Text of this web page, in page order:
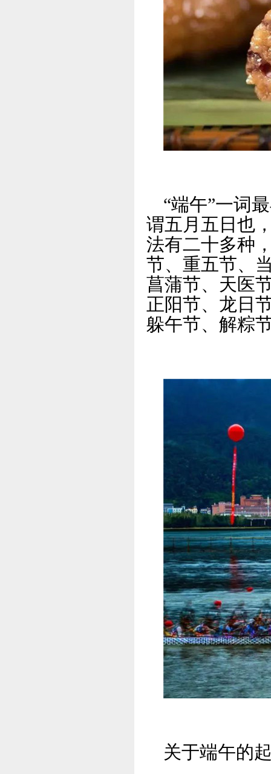
“端午”一词
谓五月五日也
法有二十多种
节、重五节、
菖蒲节、天医
正阳节、龙日
躲午节、解粽
关于端午的